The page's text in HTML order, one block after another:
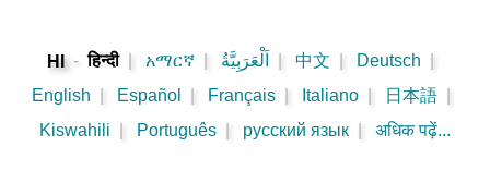
HI - हिन्दी አማርኛ اَلْعَرَبِيَّةُ 中文 Deutsch
English
Español Français Italiano 日本語
Kiswahili
Português русский язык अधिक पढ़ें...